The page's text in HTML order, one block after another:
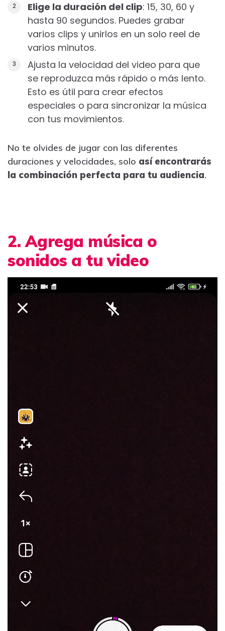
Elige la duración del clip: 15, 30, 60 y
hasta 90 segundos. Puedes grabar
varios clips y unirlos en un solo reel de
varios minutos.
Ajusta la velocidad del video para que
se reproduzca más rápido o más lento.
Esto es útil para crear efectos
especiales o para sincronizar la música
con tus movimientos.
No te olvides de jugar con las diferentes
duraciones y velocidades, solo así encontrarás
la combinación perfecta para tu audiencia.
2. Agrega música o
sonidos a tu video